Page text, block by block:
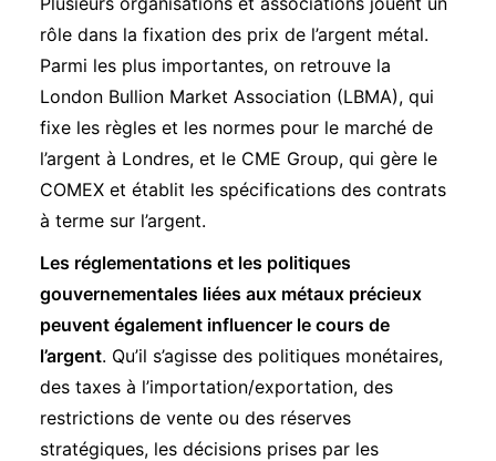
rôle dans la fixation des prix de l’argent métal.
Parmi les plus importantes, on retrouve la
London Bullion Market Association (LBMA), qui
fixe les règles et les normes pour le marché de
l’argent à Londres, et le CME Group, qui gère le
COMEX et établit les spécifications des contrats
à terme sur l’argent.
Les réglementations et les politiques
gouvernementales liées aux métaux précieux
peuvent également influencer le cours de
l’argent. Qu’il s’agisse des politiques monétaires,
des taxes à l’importation/exportation, des
restrictions de vente ou des réserves
stratégiques, les décisions prises par les